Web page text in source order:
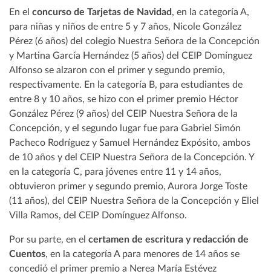
En el concurso de Tarjetas de Navidad, en la categoría A,
para niñas y niños de entre 5 y 7 años, Nicole González
Pérez (6 años) del colegio Nuestra Señora de la Concepción
y Martina García Hernández (5 años) del CEIP Domínguez
Alfonso se alzaron con el primer y segundo premio,
respectivamente. En la categoría B, para estudiantes de
entre 8 y 10 años, se hizo con el primer premio Héctor
González Pérez (9 años) del CEIP Nuestra Señora de la
Concepción, y el segundo lugar fue para Gabriel Simón
Pacheco Rodríguez y Samuel Hernández Expósito, ambos
de 10 años y del CEIP Nuestra Señora de la Concepción. Y
en la categoría C, para jóvenes entre 11 y 14 años,
obtuvieron primer y segundo premio, Aurora Jorge Toste
(11 años), del CEIP Nuestra Señora de la Concepción y Eliel
Villa Ramos, del CEIP Domínguez Alfonso.
Por su parte, en el certamen de escritura y redacción de
Cuentos, en la categoría A para menores de 14 años se
concedió el primer premio a Nerea María Estévez